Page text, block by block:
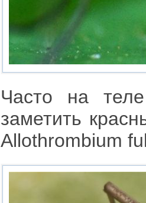
Часто на
заметить
Allothrombium